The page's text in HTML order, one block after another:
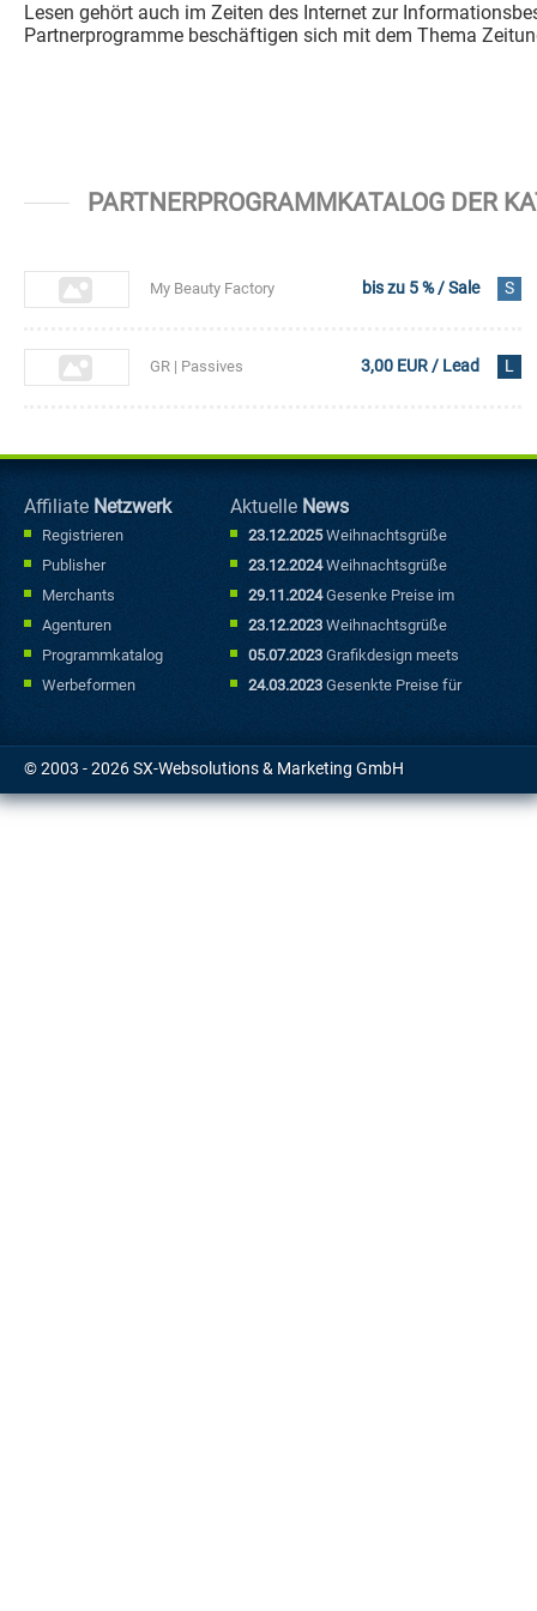
Lesen gehört auch im Zeiten des Internet zur
Partnerprogramme beschäftigen sich mit dem Thema
PARTNERPROGRAMMKATALOG DER
My Beauty Factory bis zu 5 % / Sale S
GR | Passives
Kickstart (Buch)
3,00 EUR / Lead L
Affiliate Netzwerk
Registrieren
Publisher
Merchants
Agenturen
Programmkatalog
Werbeformen
Aktuelle News
23.12.2025Weihnachtsgrüße
23.12.2024Weihnachtsgrüße
29.11.2024Gesenke Preise im
Sonderfallbereich
23.12.2023 Weihnachtsgrüße
05.07.2023 Grafikdesign meets
Marketing: Mit kreativen
24.03.2023 Gesenkte Preise für
© 2003 - 2026 SX-Websolutions & Marketing GmbH